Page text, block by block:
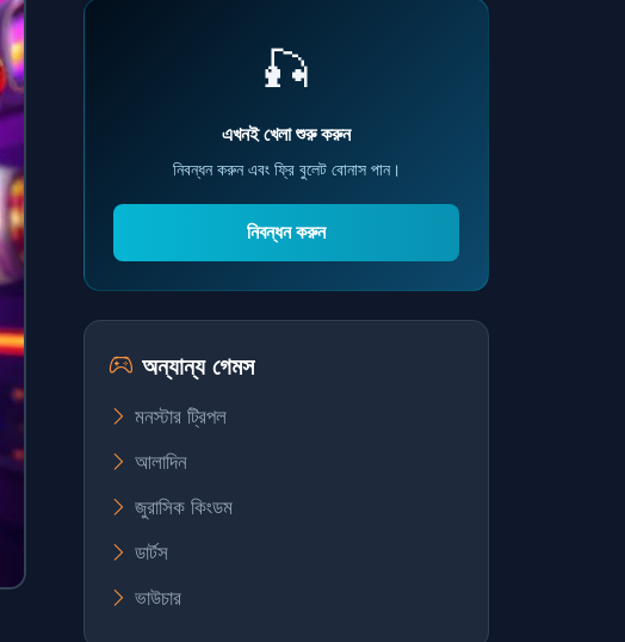
🎣
এখনই খেলা শুরু করুন
নিবন্ধন করুন এবং ফ্রি বুলেট বোনাস পান।
নিবন্ধন করুন
অন্যান্য গেমস
মনস্টার ট্রিপল
আলাদিন
জুরাসিক কিংডম
ডার্টস
ভাউচার